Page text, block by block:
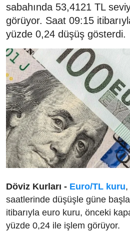
sabahında 53,4121 TL
görüyor. Saat 09:15
yüzde 0,24 düşüş gösterdi.
Döviz Kurları - Euro/TL kuru,
saatlerinde düşüşle güne
itibarıyla euro kuru, önceki
yüzde 0,24 ile işlem görüyor.